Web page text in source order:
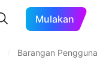
Mulakan
Barangan Pengguna